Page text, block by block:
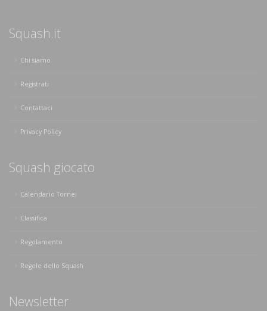
Squash.it
Chi siamo
Registrati
Contattaci
Privacy Policy
Squash giocato
Calendario Tornei
Classifica
Regolamento
Regole dello Squash
Newsletter